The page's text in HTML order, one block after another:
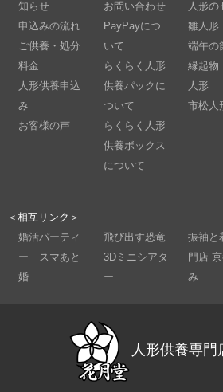
知らせ
申込みの流れ
ご供養・処分
料金
人形供養申込
み
お客様の声
お問い合わせ
PayPayにつ
いて
らくらく人形
供養パックに
ついて
らくらく人形
供養ボックス
について
人形の
雛人形
端午の
縁起物
人形
市松人
＜相互リンク＞
婚活パーティ
ー スマあと
婚
飛び出す恐竜
3Dミニシアタ
ー
振袖と
門店
み
人形供養専